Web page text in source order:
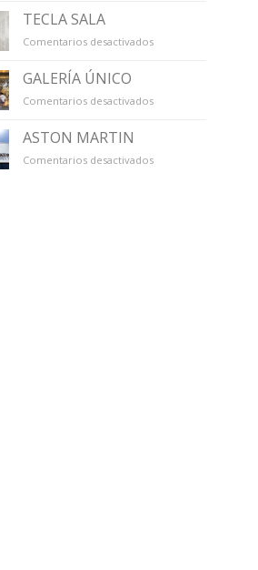
TECLA SALA
Comentarios desactivadosen
GALERÍA ÚNICO
Comentarios desactivadosen
ASTON MARTIN
Comentarios desactivadosen